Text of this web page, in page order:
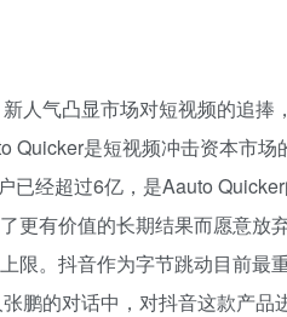
人气凸显市场对短视频的追
Quicker是短视频冲击资本市
已经超过6亿，是Aauto
更有价值的长期结果而愿意放
限。抖音作为字节跳动目前最
鹏的对话中，对抖音这款产